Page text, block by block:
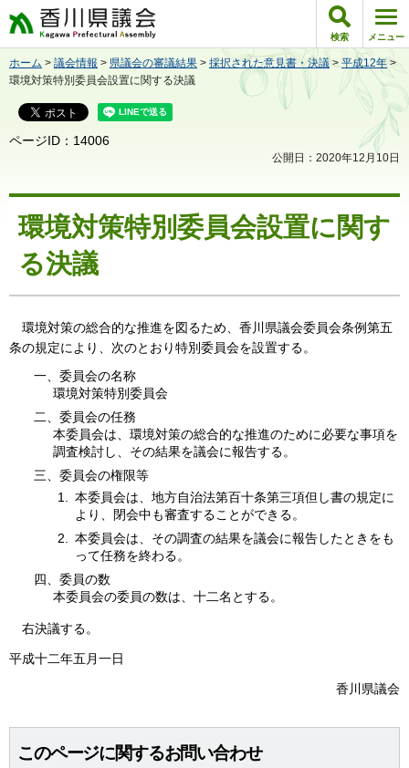
香川県議会 検索 メニュー
ホーム > 議会情報 > 県議会の審議結果 > 採択された意見書・決議 > 平成12年 >
環境対策特別委員会設置に関する決議
ページID：14006
公開日：2020年12月10日
環境対策特別委員会設置に関す
る決議
環境対策の総合的な推進を図るため、香川県議会委員会条例第五
条の規定により、次のとおり特別委員会を設置する。
一、委員会の名称
環境対策特別委員会
二、委員会の任務
本委員会は、環境対策の総合的な推進のために必要な事項を
調査検討し、その結果を議会に報告する。
三、委員会の権限等
本委員会は、地方自治法第百十条第三項但し書の規定に
より、閉会中も審査することができる。
本委員会は、その調査の結果を議会に報告したときをも
って任務を終わる。
四、委員の数
本委員会の委員の数は、十二名とする。
右決議する。
平成十二年五月一日
香川県議会
このページに関するお問い合わせ